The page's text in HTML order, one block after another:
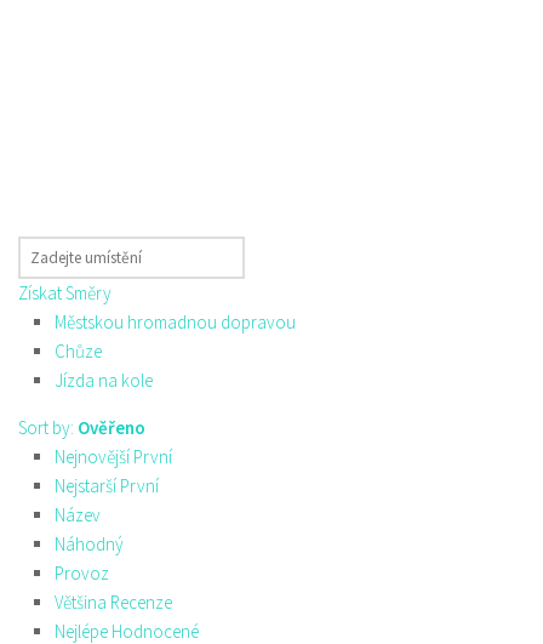
Získat Směry
Městskou hromadnou dopravou
Chůze
Jízda na kole
Sort by: Ověřeno
Nejnovější První
Nejstarší První
Název
Náhodný
Provoz
Většina Recenze
Nejlépe Hodnocené